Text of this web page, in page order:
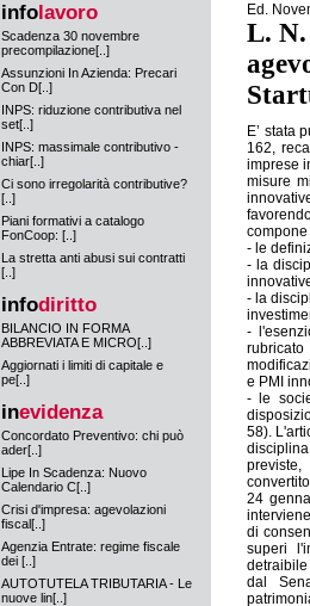
infolavoro
Scadenza 30 novembre
precompilazione[..]
Assunzioni In Azienda: Precari
Con D[..]
INPS: riduzione contributiva nel
set[..]
INPS: massimale contributivo -
chiar[..]
Ci sono irregolarità contributive?
[..]
Piani formativi a catalogo
FonCoop: [..]
La stretta anti abusi sui contratti
[..]
infodiritto
BILANCIO IN FORMA
ABBREVIATA E MICRO[..]
Aggiornati i limiti di capitale e
pe[..]
inevidenza
Concordato Preventivo: chi può
ader[..]
Lipe In Scadenza: Nuovo
Calendario C[..]
Crisi d'impresa: agevolazioni
fiscal[..]
Agenzia Entrate: regime fiscale
dei [..]
AUTOTUTELA TRIBUTARIA - Le
nuove lin[..]
Ed.
L. N.
E’ stata
162,
imprese
misure
- le
- la
- la
-
e PMI
- le
58).
24
di
superi
dal